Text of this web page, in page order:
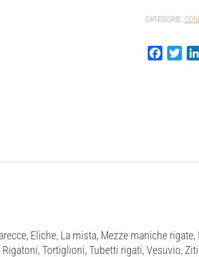
box
CATEGORIE:
Facebook
Eliche, La mista, Mezze maniche
Tortiglioni, Tubetti rigati, Vesuvio,